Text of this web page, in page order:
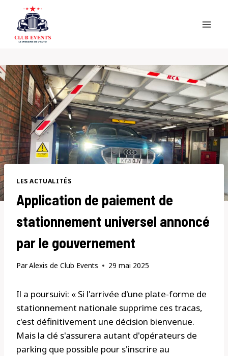
content
LES ACTUALITÉS
Application de paiement de
stationnement universel annoncé
par le gouvernement
ParAlexis de Club Events 29 mai 2025
Il a poursuivi: « Si l'arrivée d'une plate-forme de
stationnement nationale supprime ces tracas,
c'est définitivement une décision bienvenue.
Mais la clé s'assurera autant d'opérateurs de
parking que possible pour s'inscrire au